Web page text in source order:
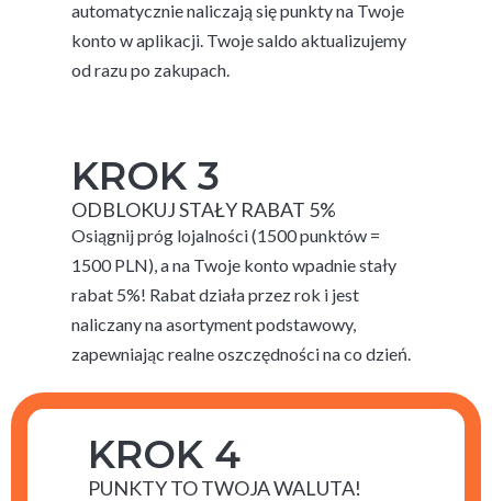
automatycznie naliczają się punkty na Twoje
konto w aplikacji. Twoje saldo aktualizujemy
od razu po zakupach.
KROK 3
ODBLOKUJ STAŁY RABAT 5%
Osiągnij próg lojalności (1500 punktów =
1500 PLN), a na Twoje konto wpadnie stały
rabat 5%! Rabat działa przez rok i jest
naliczany na asortyment podstawowy,
zapewniając realne oszczędności na co dzień.
KROK 4
PUNKTY TO TWOJA WALUTA!